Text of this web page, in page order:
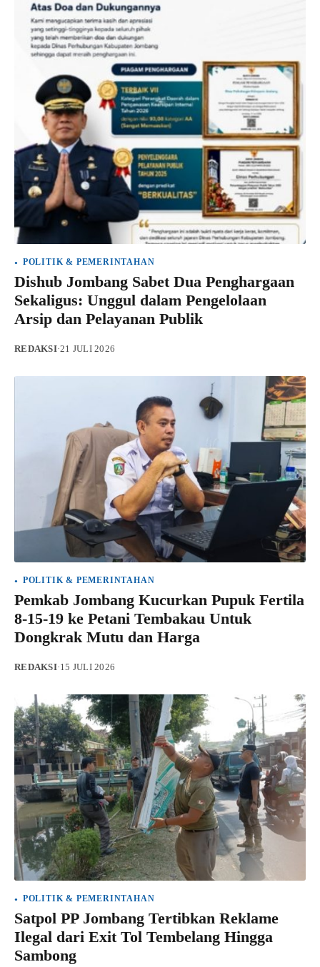
POLITIK & PEMERINTAHAN
Dishub Jombang Sabet Dua Penghargaan
Sekaligus: Unggul dalam Pengelolaan
Arsip dan Pelayanan Publik
REDAKSI·21 JULI 2026
POLITIK & PEMERINTAHAN
Pemkab Jombang Kucurkan Pupuk Fertila
8-15-19 ke Petani Tembakau Untuk
Dongkrak Mutu dan Harga
REDAKSI·15 JULI 2026
POLITIK & PEMERINTAHAN
Satpol PP Jombang Tertibkan Reklame
Ilegal dari Exit Tol Tembelang Hingga
Sambong